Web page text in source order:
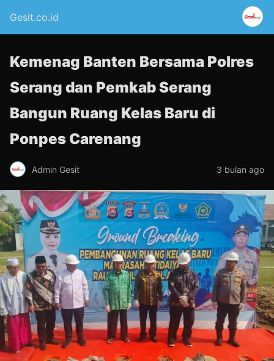
Gesit.co.id
Kemenag Banten Bersama Polres
Serang dan Pemkab Serang
Bangun Ruang Kelas Baru di
Ponpes Carenang
Admin Gesit 3 bulan ago